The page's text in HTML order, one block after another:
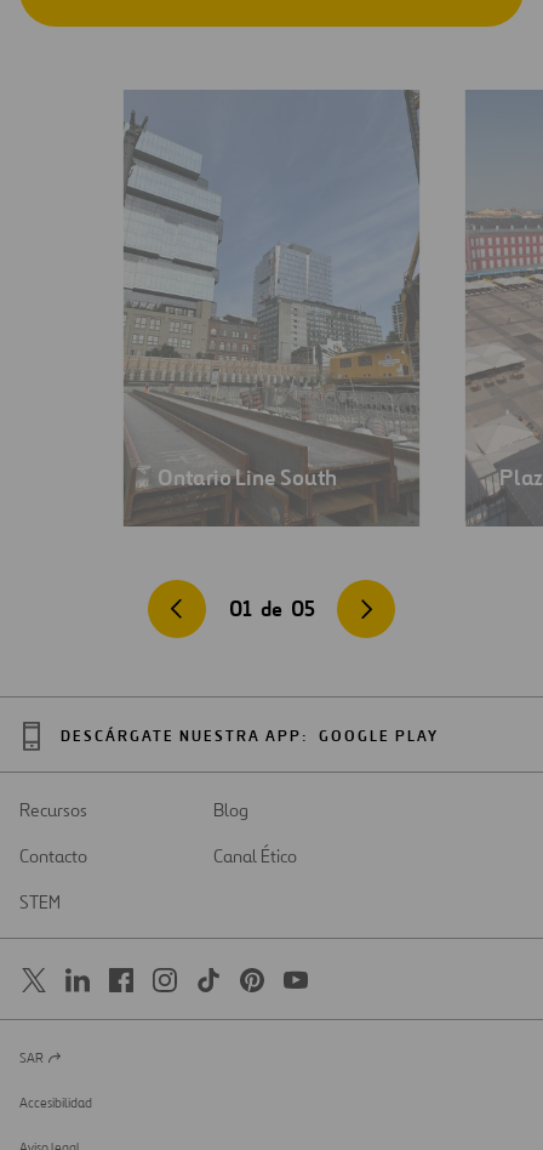
Ontario Line South
01 de 05
DESCÁRGATE NUESTRA APP: GOOGLE PLAY
Recursos
Blog
Contacto
Canal Ético
STEM
Abrir
una
nueva
SAR
Accesibilidad